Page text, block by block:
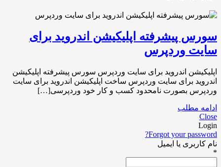
سورس پیشرفته اپلیکیشن اندروید برای
سایت وردپرس
اپلیکیشن اندروید برای سایت وردپرس سورس پیشرفته اپلیکیشن
اندروید برای سایت وردپرس ساخت اپلیکیشن اندروید برای سایت
وردپرس بصورت نامحدود کسب و کار خود وردپرسی[…]
ادامه مطلب
Close
Login
Forgot your password?
نام کاربری یا ایمیل
*